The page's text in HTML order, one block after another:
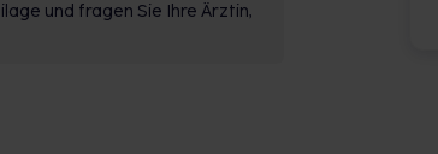
und fragen Sie Ihre Ärztin,